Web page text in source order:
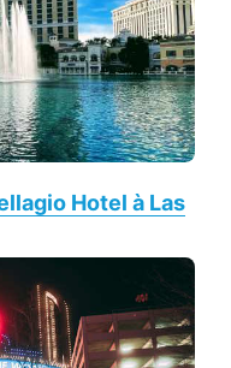
Hotel à Las